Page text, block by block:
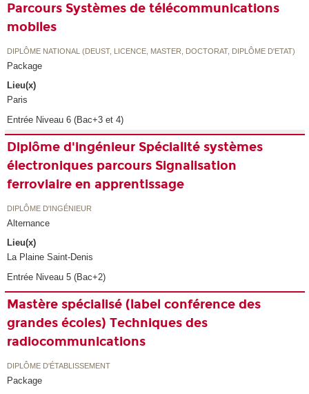
Parcours Systèmes de télécommunications
mobiles
DIPLÔME NATIONAL (DEUST, LICENCE, MASTER, DOCTORAT, DIPLÔME D'ETAT)
Package
Lieu(x)
Paris
Entrée Niveau 6 (Bac+3 et 4)
Diplôme d'ingénieur Spécialité systèmes
électroniques parcours Signalisation
ferroviaire en apprentissage
DIPLÔME D'INGÉNIEUR
Alternance
Lieu(x)
La Plaine Saint-Denis
Entrée Niveau 5 (Bac+2)
Mastère spécialisé (label conférence des
grandes écoles) Techniques des
radiocommunications
DIPLÔME D'ÉTABLISSEMENT
Package